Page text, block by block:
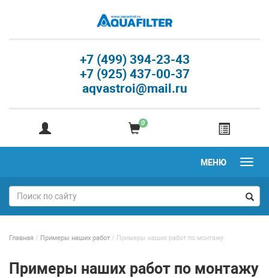
+7 (499) 394-23-43
+7 (925) 437-00-37
aqvastroi@mail.ru
0
МЕНЮ
Главная / Примеры наших работ / Примеры наших работ по монтажу
Примеры наших работ по монтажу